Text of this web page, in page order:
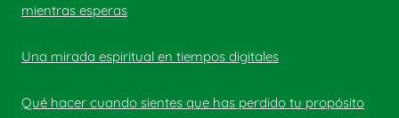
mientras esperas
Una mirada espiritual en tiempos digitales
Qué hacer cuando sientes que has perdido tu propósito